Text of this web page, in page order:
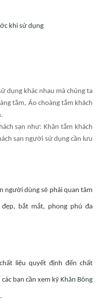
khi sử dụng
khác nhau mà chúng ta
tắm, Áo choàng tắm khách
sạn như: Khăn tắm khách
sạn người sử dụng cần lưu
người dùng sẽ phải quan tâm
bắt mắt, phong phú đa
liệu quyết định đến chất
bạn cần xem kỹ Khăn Bông